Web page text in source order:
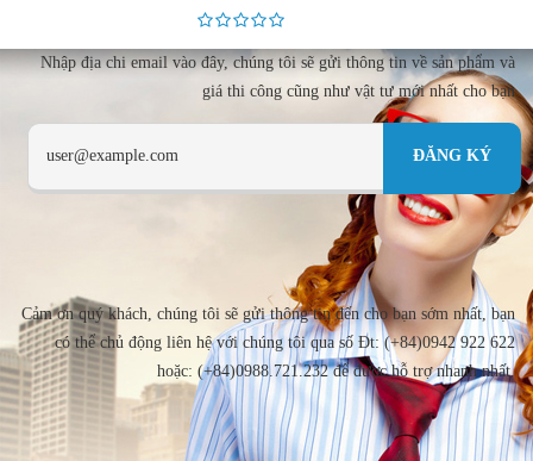
Nhập địa chi email vào đây, chúng tôi sẽ gửi thông tin về sản phẩm và
giá thi công cũng như vật tư mới nhất cho bạn
Cảm ơn quý khách, chúng tôi sẽ gửi thông tin đến cho bạn sớm nhất, bạn
có thể chủ động liên hệ với chúng tôi qua số Đt: (+84)0942 922 622
hoặc: (+84)0988.721.232 để được hỗ trợ nhanh nhất.